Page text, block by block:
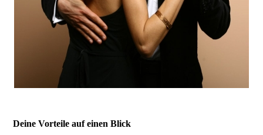
Deine Vorteile auf einen Blick